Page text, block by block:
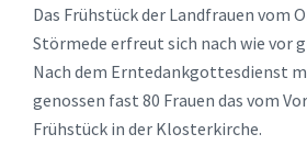
Das Frühstück der Landfrauen vom
Störmede erfreut sich nach wie vor
Nach dem Erntedankgottesdienst
genossen fast 80 Frauen das vom
Frühstück in der Klosterkirche.